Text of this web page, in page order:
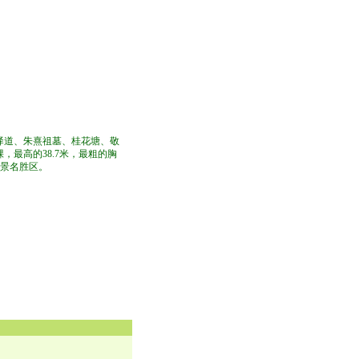
、朱熹祖墓、桂花塘、敬
最高的38.7米，最粗的胸
名胜区。